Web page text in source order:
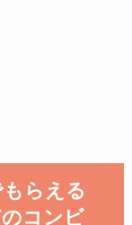
らえる
コンビ